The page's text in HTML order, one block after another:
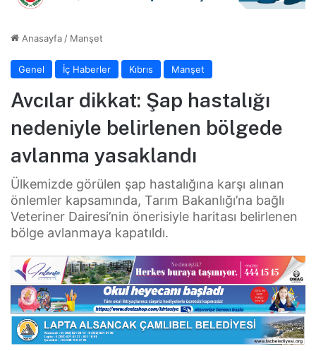
Anasayfa / Manşet
Genel İç Haberler Kıbrıs Manşet
Avcılar dikkat: Şap hastalığı
nedeniyle belirlenen bölgede
avlanma yasaklandı
Ülkemizde görülen şap hastalığına karşı alınan
önlemler kapsamında, Tarım Bakanlığı’na bağlı
Veteriner Dairesi’nin önerisiyle haritası belirlenen
bölge avlanmaya kapatıldı.